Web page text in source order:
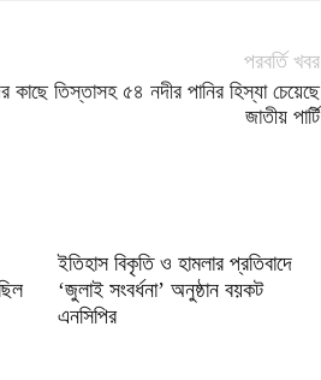
পরবর্তি খবর
কাছে তিস্তাসহ ৫৪ নদীর পানির হিস্যা চেয়েছে
জাতীয় পার্টি
ইতিহাস বিকৃতি ও হামলার প্রতিবাদে
‘জুলাই সংবর্ধনা’ অনুষ্ঠান বয়কট
এনসিপির